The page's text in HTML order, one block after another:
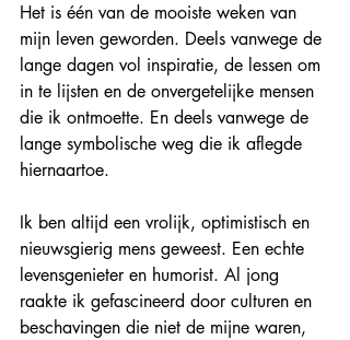
Het is één van de mooiste weken van
mijn leven geworden. Deels vanwege de
lange dagen vol inspiratie, de lessen om
in te lijsten en de onvergetelijke mensen
die ik ontmoette. En deels vanwege de
lange symbolische weg die ik aflegde
hiernaartoe.
Ik ben altijd een vrolijk, optimistisch en
nieuwsgierig mens geweest. Een echte
levensgenieter en humorist. Al jong
raakte ik gefascineerd door culturen en
beschavingen die niet de mijne waren,